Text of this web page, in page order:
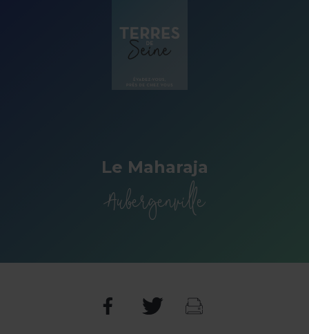
Le Maharaja
Aubergenville